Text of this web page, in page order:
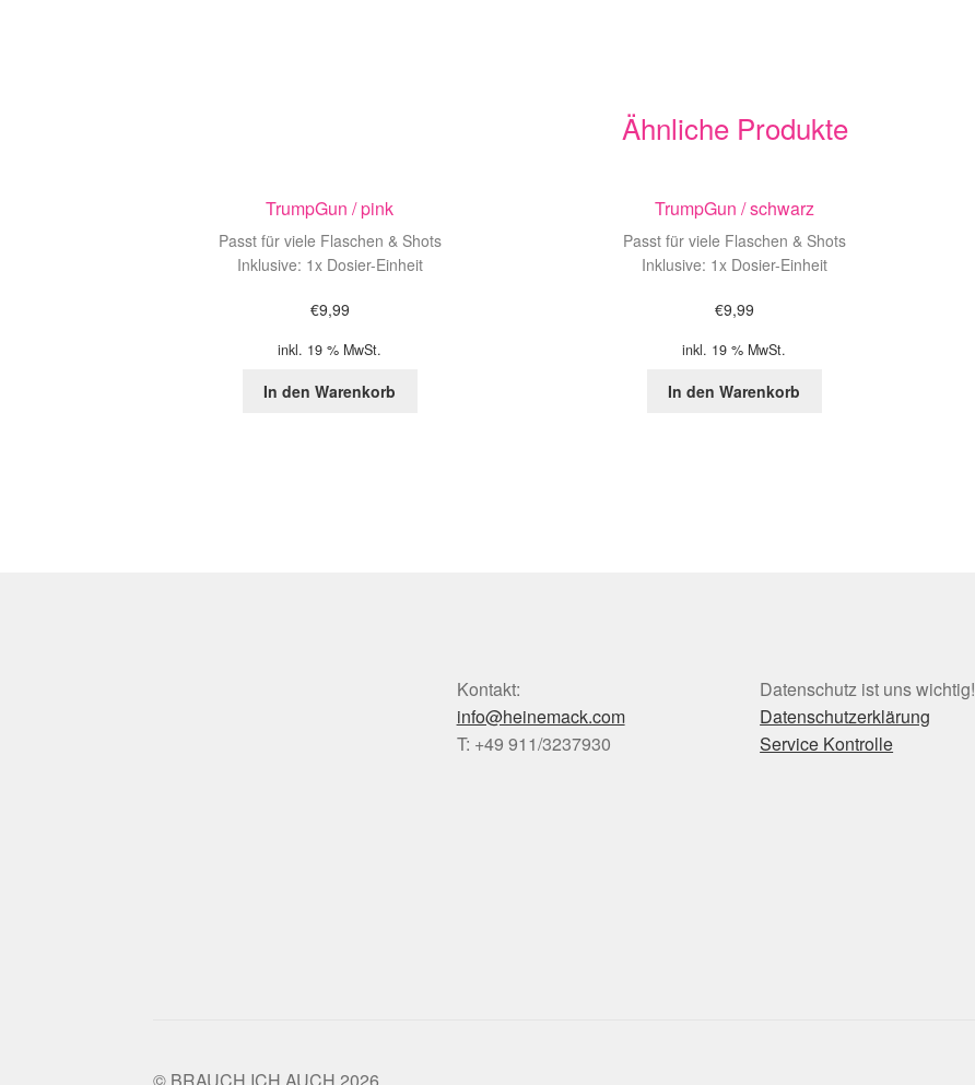
Ähnliche Produkte
TrumpGun / pink
Passt für viele Flaschen & Shots
Inklusive: 1x Dosier-Einheit
€9,99
inkl. 19 % MwSt.
In den Warenkorb
TrumpGun / schwarz
Passt für viele Flaschen & Shots
Inklusive: 1x Dosier-Einheit
€9,99
inkl. 19 % MwSt.
In den Warenkorb
Kontakt:
info@heinemack.com
T: +49 911/3237930
Datenschutz ist uns wichtig!
Datenschutzerklärung
Service Kontrolle
© BRAUCH ICH AUCH 2026